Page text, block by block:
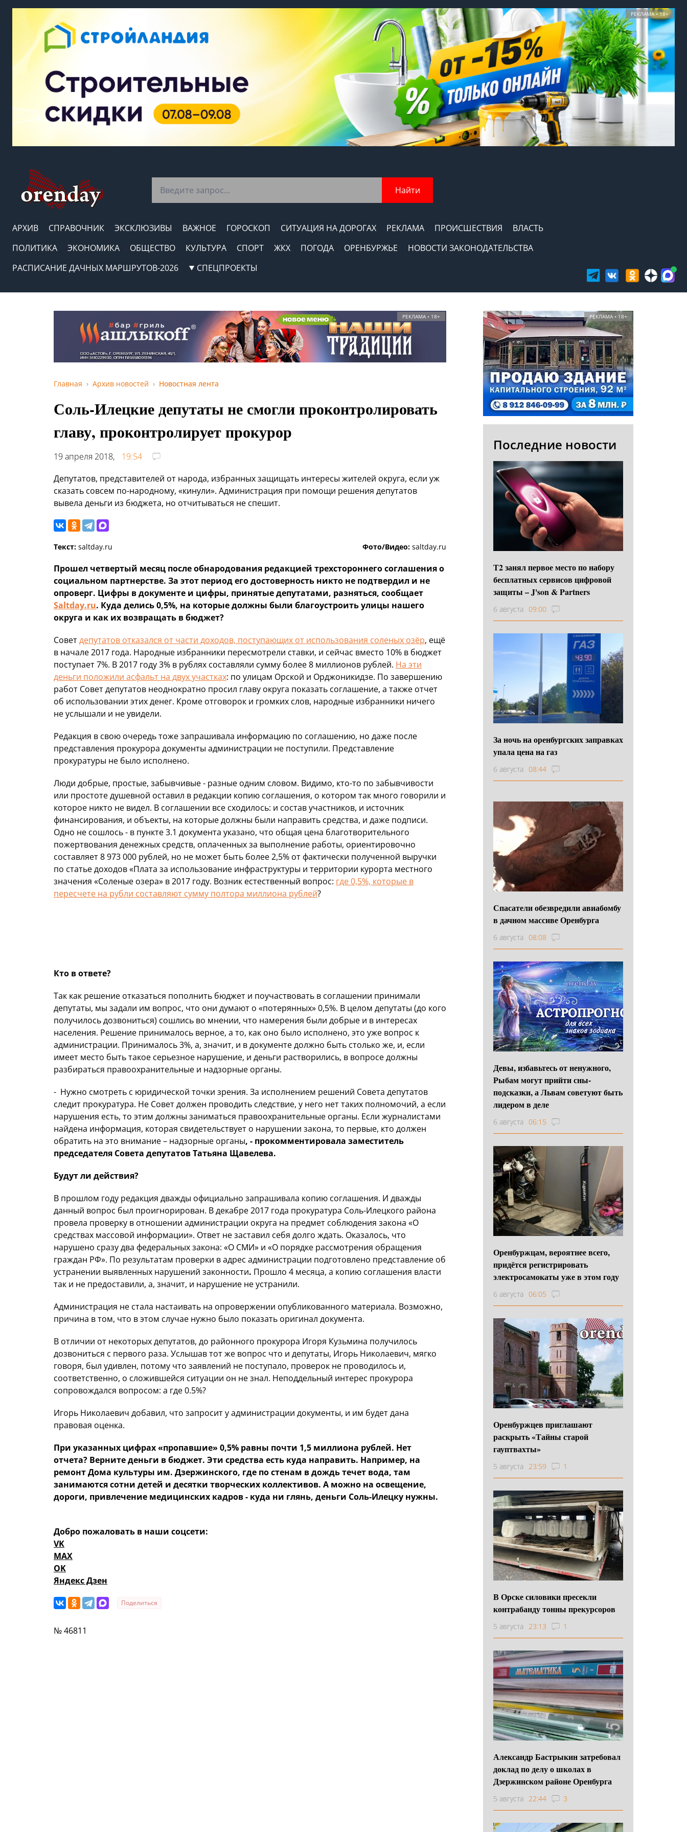
РЕКЛАМА • 18+
Найти
АРХИВ СПРАВОЧНИК ЭКСКЛЮЗИВЫ ВАЖНОЕ ГОРОСКОП СИТУАЦИЯ НА ДОРОГАХ РЕКЛАМА ПРОИСШЕСТВИЯ
ВЛАСТЬ
ПОЛИТИКА
ЭКОНОМИКА ОБЩЕСТВО КУЛЬТУРА СПОРТ ЖКХ ПОГОДА ОРЕНБУРЖЬЕ
НОВОСТИ ЗАКОНОДАТЕЛЬСТВА
РАСПИСАНИЕ ДАЧНЫХ МАРШРУТОВ-2026
СПЕЦПРОЕКТЫ
РЕКЛАМА • 18+
Главная Архив новостей Новостная лента
Соль-Илецкие депутаты не смогли проконтролировать
главу, проконтролирует прокурор
19 апреля 2018,
19:54
Депутатов, представителей от народа, избранных защищать интересы жителей округа, если уж
сказать совсем по-народному, «кинули». Администрация при помощи решения депутатов
вывела деньги из бюджета, но отчитываться не спешит.
Текст: saltday.ru Фото/Видео: saltday.ru
Прошел четвертый месяц после обнародования редакцией трехстороннего соглашения о
социальном партнерстве. За этот период его достоверность никто не подтвердил и не
опроверг. Цифры в документе и цифры, принятые депутатами, разняться, сообщает
Saltday.ru. Куда делись 0,5%, на которые должны были благоустроить улицы нашего
округа и как их возвращать в бюджет?
Советдепутатов отказался от части доходов, поступающих от использования соленых озёр, ещё
в начале 2017 года. Народные избранники пересмотрели ставки, и сейчас вместо 10% в бюджет
поступает 7%. В 2017 году 3% в рублях составляли сумму более 8 миллионов рублей. На эти
деньги положили асфальт на двух участках: по улицам Орской и Орджоникидзе. По завершению
работ Совет депутатов неоднократно просил главу округа показать соглашение, а также отчет
об использовании этих денег. Кроме отговорок и громких слов, народные избранники ничего
не услышали и не увидели.
Редакция в свою очередь тоже запрашивала информацию по соглашению, но даже после
представления прокурора документы администрации не поступили. Представление
прокуратуры не было исполнено.
Люди добрые, простые, забывчивые - разные одним словом. Видимо, кто-то по забывчивости
или простоте душевной оставил в редакции копию соглашения, о котором так много говорили и
которое никто не видел. В соглашении все сходилось: и состав участников, и источник
финансирования, и объекты, на которые должны были направить средства, и даже подписи.
Одно не сошлось - в пункте 3.1 документа указано, что общая цена благотворительного
пожертвования денежных средств, оплаченных за выполнение работы, ориентировочно
составляет 8 973 000 рублей, но не может быть более 2,5% от фактически полученной выручки
по статье доходов «Плата за использование инфраструктуры и территории курорта местного
значения «Соленые озера» в 2017 году. Возник естественный вопрос: где 0,5%, которые в
пересчете на рубли составляют сумму полтора миллиона рублей?
Кто в ответе?
Так как решение отказаться пополнить бюджет и поучаствовать в соглашении принимали
депутаты, мы задали им вопрос, что они думают о «потерянных» 0,5%. В целом депутаты (до кого
получилось дозвониться) сошлись во мнении, что намерения были добрые и в интересах
населения. Решение принималось верное, а то, как оно было исполнено, это уже вопрос к
администрации. Принималось 3%, а, значит, и в документе должно быть столько же, и, если
имеет место быть такое серьезное нарушение, и деньги растворились, в вопросе должны
разбираться правоохранительные и надзорные органы.
- Нужно смотреть с юридической точки зрения. За исполнением решений Совета депутатов
следит прокуратура. Не Совет должен проводить следствие, у него нет таких полномочий, а если
нарушения есть, то этим должны заниматься правоохранительные органы. Если журналистами
найдена информация, которая свидетельствует о нарушении закона, то первые, кто должен
обратить на это внимание – надзорные органы, - прокомментировала заместитель
председателя Совета депутатов Татьяна Щавелева.
Будут ли действия?
В прошлом году редакция дважды официально запрашивала копию соглашения. И дважды
данный вопрос был проигнорирован. В декабре 2017 года прокуратура Соль-Илецкого района
провела проверку в отношении администрации округа на предмет соблюдения закона «О
средствах массовой информации». Ответ не заставил себя долго ждать. Оказалось, что
нарушено сразу два федеральных закона: «О СМИ» и «О порядке рассмотрения обращения
граждан РФ». По результатам проверки в адрес администрации подготовлено представление об
устранении выявленных нарушений законности. Прошло 4 месяца, а копию соглашения власти
так и не предоставили, а, значит, и нарушение не устранили.
Администрация не стала настаивать на опровержении опубликованного материала. Возможно,
причина в том, что в этом случае нужно было показать оригинал документа.
В отличии от некоторых депутатов, до районного прокурора Игоря Кузьмина получилось
дозвониться с первого раза. Услышав тот же вопрос что и депутаты, Игорь Николаевич, мягко
говоря, был удивлен, потому что заявлений не поступало, проверок не проводилось и,
соответственно, о сложившейся ситуации он не знал. Неподдельный интерес прокурора
сопровождался вопросом: а где 0.5%?
Игорь Николаевич добавил, что запросит у администрации документы, и им будет дана
правовая оценка.
При указанных цифрах «пропавшие» 0,5% равны почти 1,5 миллиона рублей. Нет
отчета? Верните деньги в бюджет. Эти средства есть куда направить. Например, на
ремонт Дома культуры им. Дзержинского, где по стенам в дождь течет вода, там
занимаются сотни детей и десятки творческих коллективов. А можно на освещение,
дороги, привлечение медицинских кадров - куда ни глянь, деньги Соль-Илецку нужны.
Добро пожаловать в наши соцсети:
VK
MAX
OK
Яндекс Дзен
Поделиться
№ 46811
РЕКЛАМА • 18+
Последние новости
Т2 занял первое место по набору
бесплатных сервисов цифровой
защиты – J'son & Partners
6 августа 09:00
За ночь на оренбургских заправках
упала цена на газ
6 августа 08:44
Спасатели обезвредили авиабомбу
в дачном массиве Оренбурга
6 августа 08:08
Девы, избавьтесь от ненужного,
Рыбам могут прийти сны-
подсказки, а Львам советуют быть
лидером в деле
6 августа 06:15
Оренбуржцам, вероятнее всего,
придётся регистрировать
электросамокаты уже в этом году
6 августа 06:05
Оренбуржцев приглашают
раскрыть «Тайны старой
гауптвахты»
5 августа 23:59 1
В Орске силовики пресекли
контрабанду тонны прекурсоров
5 августа 23:13 1
Александр Бастрыкин затребовал
доклад по делу о школах в
Дзержинском районе Оренбурга
5 августа 22:44 3